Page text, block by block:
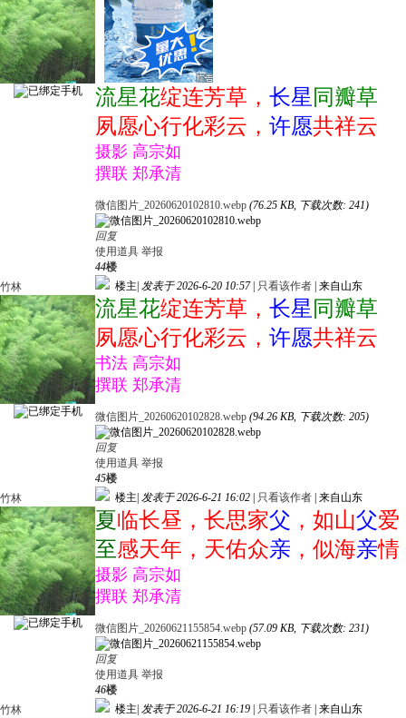
流星花绽连芳草， 长星 同瓣草
夙愿心行化彩云， 许愿共祥云
摄影 高宗如
撰联 郑承清
微信图片_20260620102810.webp (76.25 KB, 下载次数: 241)
回复
使用道具 举报
竹林
44楼
楼主 发表于 2026-6-20 10:57 只看该作者 来自山东
流星花绽连芳草， 长星 同瓣草
夙愿心行化彩云， 许愿共祥云
书法 高宗如
撰联 郑承清
微信图片_20260620102828.webp (94.26 KB, 下载次数: 205)
回复
使用道具 举报
竹林
45楼
楼主 发表于 2026-6-21 16:02 只看该作者 来自山东
夏临长昼，长思家父 ，如山父爱
至感天年，天佑众亲 ，似海亲情
摄影 高宗如
撰联 郑承清
微信图片_20260621155854.webp (57.09 KB, 下载次数: 231)
回复
使用道具 举报
竹林
46楼
楼主 发表于 2026-6-21 16:19 只看该作者 来自山东